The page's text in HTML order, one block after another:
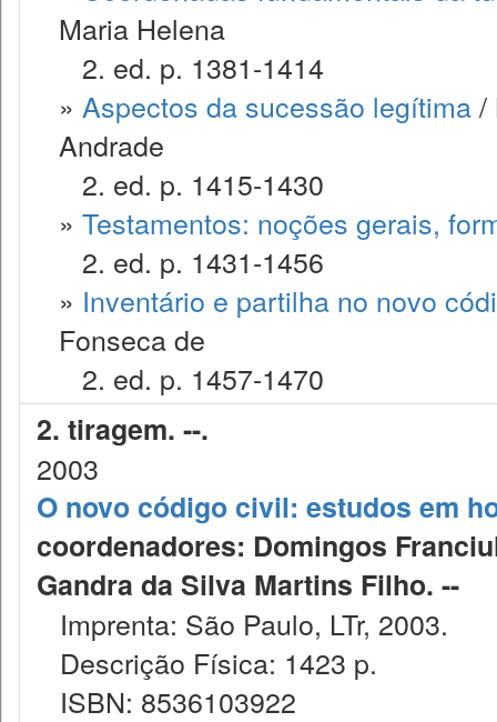
Maria Helena
2. ed. p. 1381-1414
» Aspectos da sucessão legítima/
Andrade
2. ed. p. 1415-1430
» Testamentos: noções gerais,
2. ed. p. 1431-1456
» Inventário e partilha no novo
Fonseca de
2. ed. p. 1457-1470
2. tiragem. --.
2003
O novo código civil: estudos em
coordenadores: Domingos
Gandra da Silva Martins Filho. --
Imprenta: São Paulo, LTr, 2003.
Descrição Física: 1423 p.
ISBN: 8536103922